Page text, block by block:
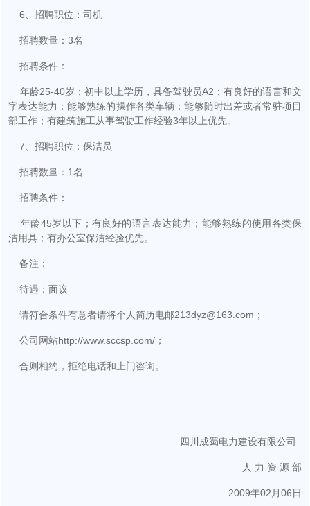
6、招聘职位：司机
招聘数量：3名
招聘条件：
年龄25-40岁；初中以上学历，具备驾驶员A2；有良好的语言和文
字表达能力；能够熟练的操作各类车辆；能够随时出差或者常驻项目
部工作；有建筑施工从事驾驶工作经验3年以上优先。
7、招聘职位：保洁员
招聘数量：1名
招聘条件：
年龄45岁以下；有良好的语言表达能力；能够熟练的使用各类保
洁用具；有办公室保洁经验优先。
备注：
待遇：面议
请符合条件有意者请将个人简历电邮213dyz@163.com；
公司网站http://www.sccsp.com/；
合则相约，拒绝电话和上门咨询。
四川成蜀电力建设有限公司
人 力 资 源 部
2009年02月06日